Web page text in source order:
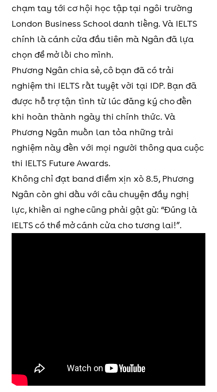
chạm tay tới cơ hội học tập tại ngôi trường
London Business School danh tiếng. Và IELTS
chính là cánh cửa đầu tiên mà Ngân đã lựa
chọn để mở lối cho mình.
Phương Ngân chia sẻ, cô bạn đã có trải
nghiệm thi IELTS rất tuyệt vời tại IDP. Bạn đã
được hỗ trợ tận tình từ lúc đăng ký cho đến
khi hoàn thành ngày thi chính thức. Và
Phương Ngân muốn lan tỏa những trải
nghiệm này đến với mọi người thông qua cuộc
thi IELTS Future Awards.
Không chỉ đạt band điểm xịn xò 8.5, Phương
Ngân còn ghi dấu với câu chuyện đầy nghị
lực, khiến ai nghe cũng phải gật gù: “Đúng là
IELTS có thể mở cánh cửa cho tương lai!”.